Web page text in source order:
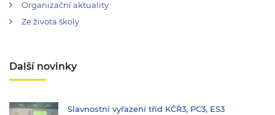
Organizační aktuality
Ze života školy
Další novinky
Slavnostní vyřazení tříd KČŘ3, PC3, ES3